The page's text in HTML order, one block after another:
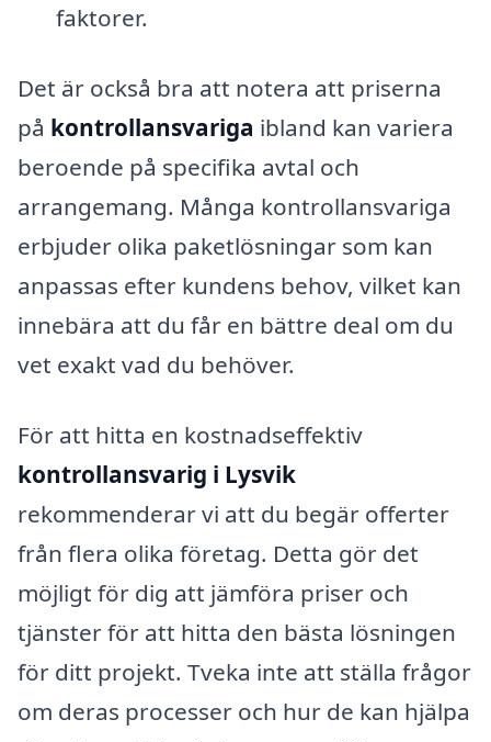
faktorer.
Det är också bra att notera att priserna
på kontrollansvariga ibland kan variera
beroende på specifika avtal och
arrangemang. Många kontrollansvariga
erbjuder olika paketlösningar som kan
anpassas efter kundens behov, vilket kan
innebära att du får en bättre deal om du
vet exakt vad du behöver.
För att hitta en kostnadseffektiv
kontrollansvarig i Lysvik
rekommenderar vi att du begär offerter
från flera olika företag. Detta gör det
möjligt för dig att jämföra priser och
tjänster för att hitta den bästa lösningen
för ditt projekt. Tveka inte att ställa frågor
om deras processer och hur de kan hjälpa